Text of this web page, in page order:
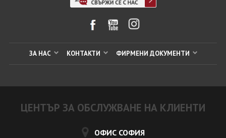
ЗА НАС КОНТАКТИ ФИРМЕНИ ДОКУМЕНТИ
ЦЕНТЪР ЗА ОБСЛУЖВАНЕ НА КЛИЕНТИ
ОФИС СОФИЯ